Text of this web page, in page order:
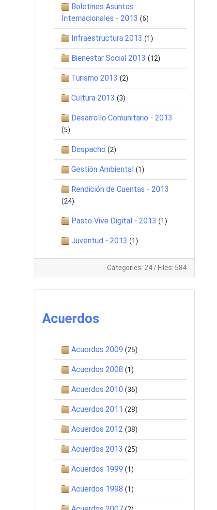
Boletines Asuntos
Internacionales - 2013 (6)
Infraestructura 2013 (1)
Bienestar Social 2013 (12)
Turismo 2013 (2)
Cultura 2013 (3)
Desarrollo Comunitario - 2013
(5)
Despacho (2)
Gestión Ambiental (1)
Rendición de Cuentas - 2013
(24)
Pasto Vive Digital - 2013 (1)
Juventud - 2013 (1)
Categories: 24 / Files: 584
Acuerdos
Acuerdos 2009 (25)
Acuerdos 2008 (1)
Acuerdos 2010 (36)
Acuerdos 2011 (28)
Acuerdos 2012 (38)
Acuerdos 2013 (25)
Acuerdos 1999 (1)
Acuerdos 1998 (1)